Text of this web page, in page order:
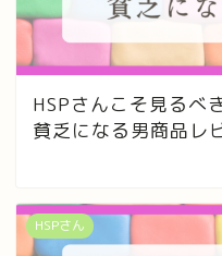
HSPさんこそ見るべ
貧乏になる男商品レ
HSPさん